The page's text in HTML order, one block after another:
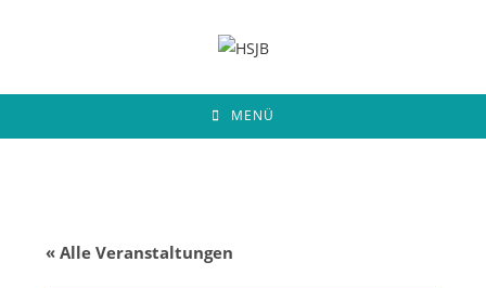
MENÜ
« Alle Veranstaltungen